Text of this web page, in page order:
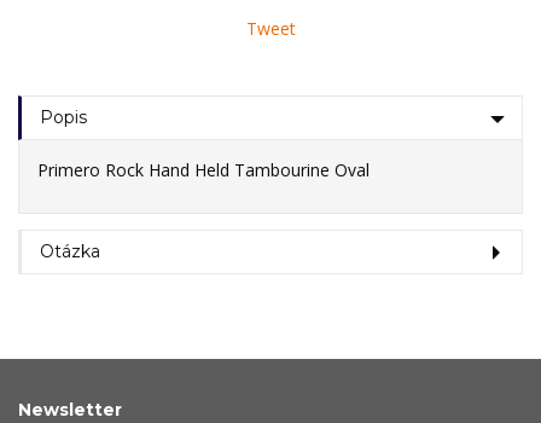
Tweet
Popis
Primero Rock Hand Held Tambourine Oval
Otázka
Newsletter